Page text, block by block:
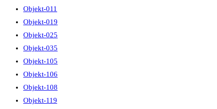
Objekt-011
Objekt-019
Objekt-025
Objekt-035
Objekt-105
Objekt-106
Objekt-108
Objekt-119